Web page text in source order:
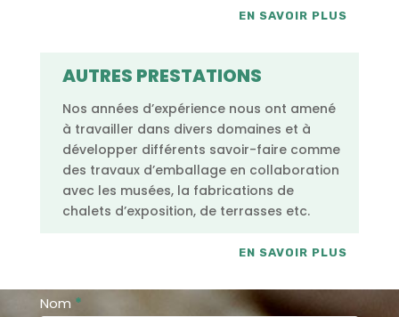
EN SAVOIR PLUS
AUTRES PRESTATIONS
Nos années d’expérience nous ont amené
à travailler dans divers domaines et à
développer différents savoir-faire comme
des travaux d’emballage en collaboration
avec les musées, la fabrications de
chalets d’exposition, de terrasses etc.
EN SAVOIR PLUS
Contact
Nom *